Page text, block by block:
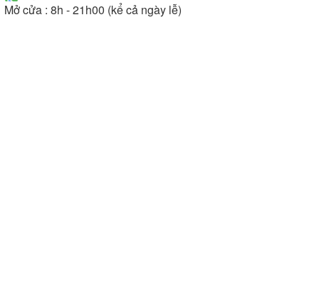
Mở cửa : 8h - 21h00 (kể cả ngày lễ)